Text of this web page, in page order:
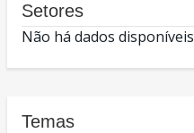
Setores
Não há dados disponíveis
Temas